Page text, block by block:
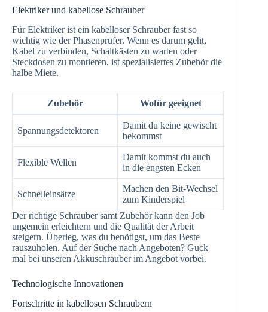
Elektriker und kabellose Schrauber
Für Elektriker ist ein kabelloser Schrauber fast so
wichtig wie der Phasenprüfer. Wenn es darum geht,
Kabel zu verbinden, Schaltkästen zu warten oder
Steckdosen zu montieren, ist spezialisiertes Zubehör die
halbe Miete.
Zubehör Wofür geeignet
Spannungsdetektoren
Damit du keine gewischt
bekommst
Flexible Wellen
Damit kommst du auch
in die engsten Ecken
Schnelleinsätze
Machen den Bit-Wechsel
zum Kinderspiel
Der richtige Schrauber samt Zubehör kann den Job
ungemein erleichtern und die Qualität der Arbeit
steigern. Überleg, was du benötigst, um das Beste
rauszuholen. Auf der Suche nach Angeboten? Guck
mal bei unseren Akkuschrauber im Angebot vorbei.
Technologische Innovationen
Fortschritte in kabellosen Schraubern